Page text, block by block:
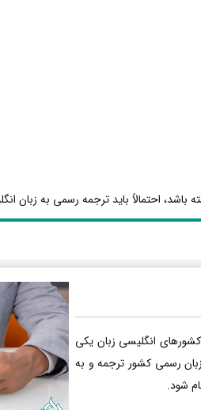
احتمالاً باید ترجمه رسمی به زبان
انگلیسی زبان یکی
رسمی کشور ترجمه و به
شود.